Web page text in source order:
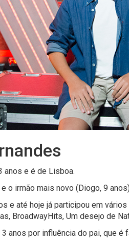
anos e é de Lisboa.
o irmão mais novo (Diogo, 9
e até hoje já participou em
BroadwayHits, Um desejo de
anos por influência do pai, que é